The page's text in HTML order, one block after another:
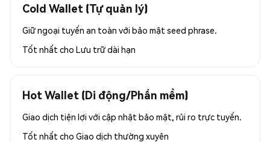
Cold Wallet (Tự quản lý)
Giữ ngoại tuyến an toàn với bảo mật seed phrase.
Tốt nhất cho Lưu trữ dài hạn
Hot Wallet (Di động/Phần mềm)
Giao dịch tiện lợi với cập nhật bảo mật, rủi ro trực tuyến.
Tốt nhất cho Giao dịch thường xuyên